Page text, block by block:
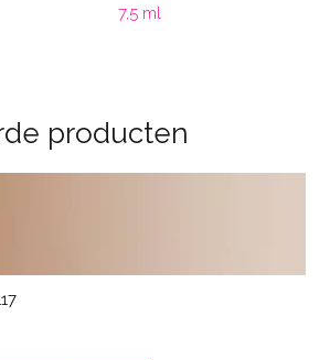
7,5 ml
producten